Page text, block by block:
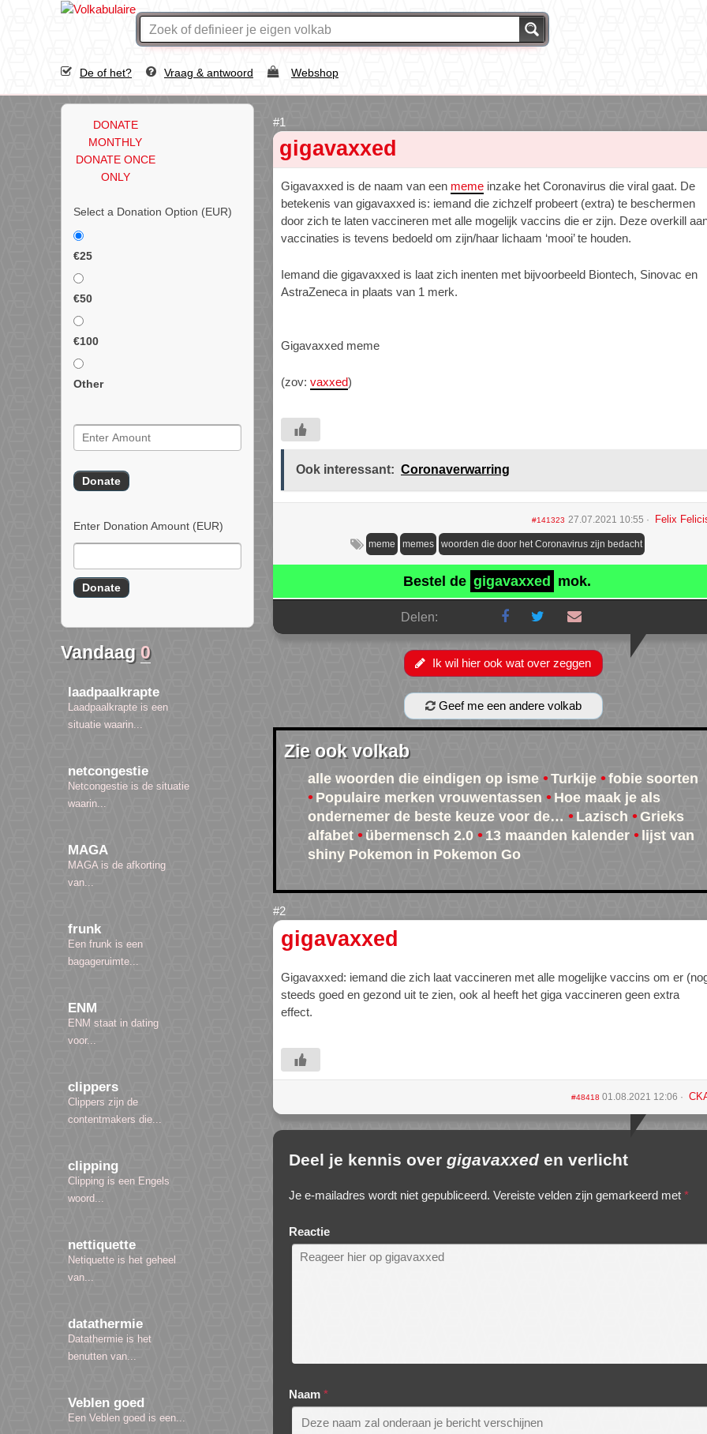
De of het? Vraag & antwoord Webshop
DONATE
MONTHLY
DONATE ONCE
ONLY
Select a Donation Option (EUR)
€25
€50
€100
Other
Enter Donation Amount (EUR)
Vandaag 0
laadpaalkrapte
Laadpaalkrapte is een
situatie waarin...
netcongestie
Netcongestie is de situatie
waarin...
MAGA
MAGA is de afkorting
van...
frunk
Een frunk is een
bagageruimte...
ENM
ENM staat in dating
voor...
clippers
Clippers zijn de
contentmakers die...
clipping
Clipping is een Engels
woord...
nettiquette
Netiquette is het geheel
van...
datathermie
Datathermie is het
benutten van...
Veblen goed
Een Veblen goed is een...
gigavaxxed
Gigavaxxed is de naam van een meme inzake het Coronavirus die viral gaat. De
betekenis van gigavaxxed is: iemand die zichzelf probeert (extra) te beschermen
door zich te laten vaccineren met alle mogelijk vaccins die er zijn. Deze overkill
vaccinaties is tevens bedoeld om zijn/haar lichaam ‘mooi’ te houden.
Iemand die gigavaxxed is laat zich inenten met bijvoorbeeld Biontech, Sinovac en
AstraZeneca in plaats van 1 merk.
Gigavaxxed meme
(zov: vaxxed)
Ook interessant: Coronaverwarring
#141323 27.07.2021 10:55 Felix
meme memes woorden die door het Coronavirus zijn bedacht
Bestel de gigavaxxed mok.
Delen:
Ik wil hier ook wat over zeggen
Geef me een andere volkab
Zie ook volkab
alle woorden die eindigen op isme Turkije
fobie soorten
Populaire merken vrouwentassen
Hoe maak je als
ondernemer de beste keuze voor de…
Lazisch
Grieks
alfabet
übermensch 2.0 13 maanden kalender
lijst van
shiny Pokemon in Pokemon Go
gigavaxxed
Gigavaxxed: iemand die zich laat vaccineren met alle mogelijke vaccins om er
steeds goed en gezond uit te zien, ook al heeft het giga vaccineren geen extra
effect.
#4841801.08.2021 12:06
Deel je kennis over gigavaxxed en verlicht
Je e-mailadres wordt niet gepubliceerd. Vereiste velden zijn gemarkeerd met *
Reactie
Naam *